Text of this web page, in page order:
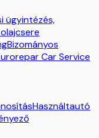
ügyintézés,
Bizományos
Car Service
Használtautó